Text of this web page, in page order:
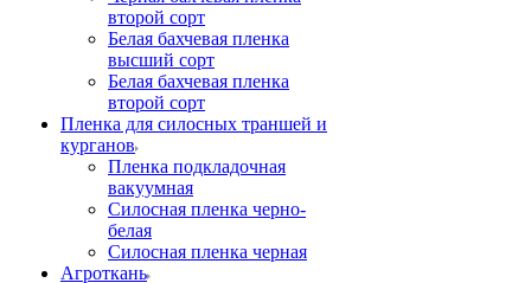
второй сорт
Белая бахчевая пленка
высший сорт
Белая бахчевая пленка
второй сорт
Пленка для силосных траншей и
курганов
Пленка подкладочная
вакуумная
Силосная пленка черно-
белая
Силосная пленка черная
Агроткань